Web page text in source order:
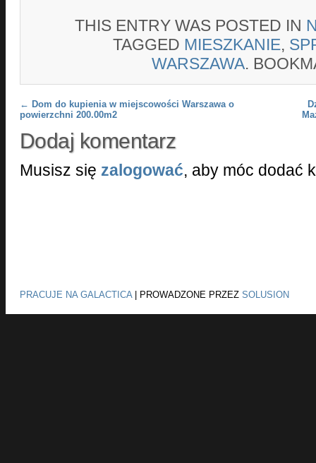
THIS ENTRY WAS POSTED IN
TAGGED MIESZKANIE,
WARSZAWA.
Post navigation
← Dom do kupienia w miejscowości Warszawa o
powierzchni 200.00m2
Dodaj komentarz
Musisz się zalogować, aby móc dodać
PRACUJE NA GALACTICA| PROWADZONE PRZEZ SOLUSION